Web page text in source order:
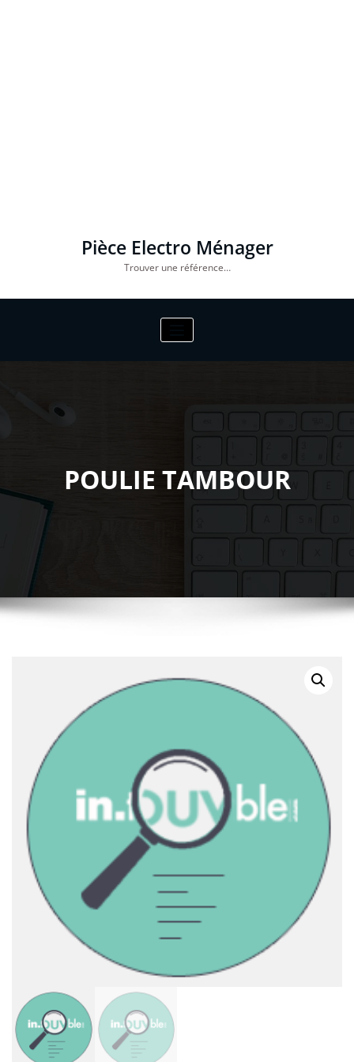
Pièce Electro Ménager
Trouver une référence…
POULIE TAMBOUR